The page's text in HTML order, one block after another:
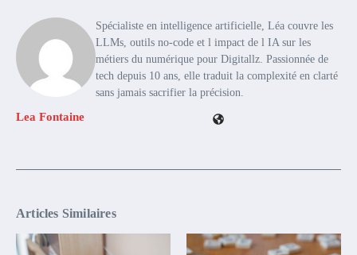
Lea Fontaine
Spécialiste en intelligence artificielle, Léa couvre les
LLMs, outils no-code et l impact de l IA sur les
métiers du numérique pour Digitallz. Passionnée de
tech depuis 10 ans, elle traduit la complexité en clarté
sans jamais sacrifier la précision.
Articles Similaires